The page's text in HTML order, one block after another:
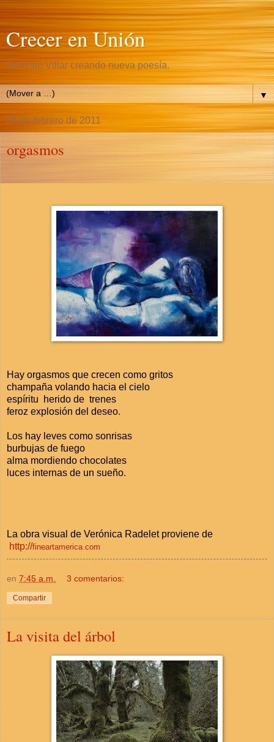
Crecer en Unión
Gonzalo Villar creando nueva poesía.
▼
28 de febrero de 2011
orgasmos
Hay orgasmos que crecen como gritos
champaña volando hacia el cielo
espíritu herido de trenes
feroz explosión del deseo.
Los hay leves como sonrisas
burbujas de fuego
alma mordiendo chocolates
luces internas de un sueño.
La obra visual de Verónica Radelet proviene de
http://fineartamerica.com
en 7:45 a.m. 3 comentarios:
Compartir
La visita del árbol